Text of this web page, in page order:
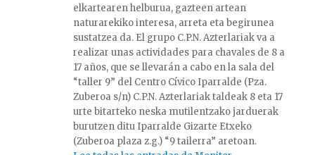
elkartearen helburua, gazteen artean
naturarekiko interesa, arreta eta begirunea
sustatzea da. El grupo C.P.N. Azterlariak va a
realizar unas actividades para chavales de 8 a
17 años, que se llevarán a cabo en la sala del
“taller 9” del Centro Cívico Iparralde (Pza.
Zuberoa s/n) C.P.N. Azterlariak taldeak 8 eta 17
urte bitarteko neska mutilentzako jarduerak
burutzen ditu Iparralde Gizarte Etxeko
(Zuberoa plaza z.g.) “9 tailerra” aretoan.